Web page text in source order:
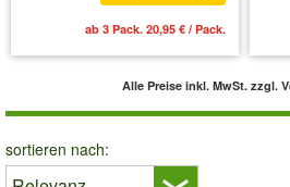
ab 3 Pack. 20,95 € / Pack.
Alle Preise inkl. MwSt. zzgl.
sortieren nach: